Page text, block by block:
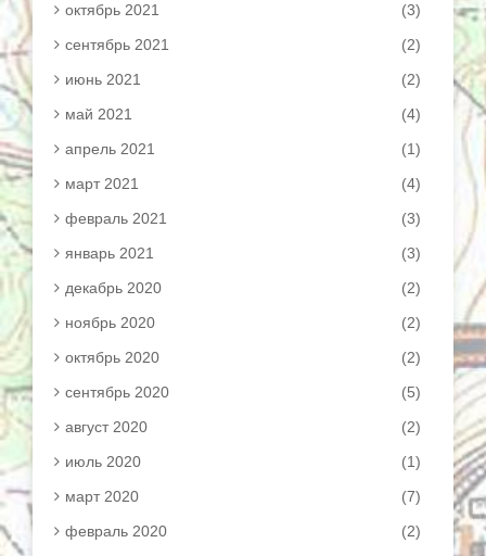
октябрь 2021
(3)
сентябрь 2021
(2)
июнь 2021
(2)
май 2021
(4)
апрель 2021
(1)
март 2021
(4)
февраль 2021
(3)
январь 2021
(3)
декабрь 2020
(2)
ноябрь 2020
(2)
октябрь 2020
(2)
сентябрь 2020
(5)
август 2020
(2)
июль 2020
(1)
март 2020
(7)
февраль 2020
(2)